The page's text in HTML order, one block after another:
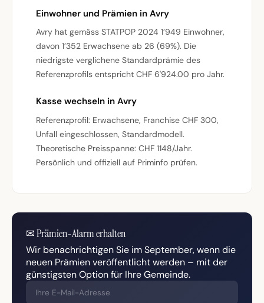
Einwohner und Prämien in Avry
Avry hat gemäss STATPOP 2024 1’949 Einwohner,
davon 1’352 Erwachsene ab 26 (69%). Die
niedrigste verglichene Standardprämie des
Referenzprofils entspricht CHF 6'924.00 pro Jahr.
Kasse wechseln in Avry
Referenzprofil: Erwachsene, Franchise CHF 300,
Unfall eingeschlossen, Standardmodell.
Theoretische Preisspanne: CHF 1148/Jahr.
Persönlich und offiziell auf Priminfo prüfen.
✉Prämien-Alarm erhalten
Wir benachrichtigen Sie im September, wenn die
neuen Prämien veröffentlicht werden – mit der
günstigsten Option für Ihre Gemeinde.